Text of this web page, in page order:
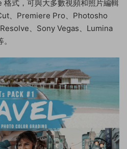
式，可與大多數視頻和照片編輯
、Premiere Pro、Photosho
、Sony Vegas、Lumina